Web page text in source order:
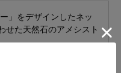
」をデザインしたネッ
せた天然石のアメシスト
と合わせて身に着ける